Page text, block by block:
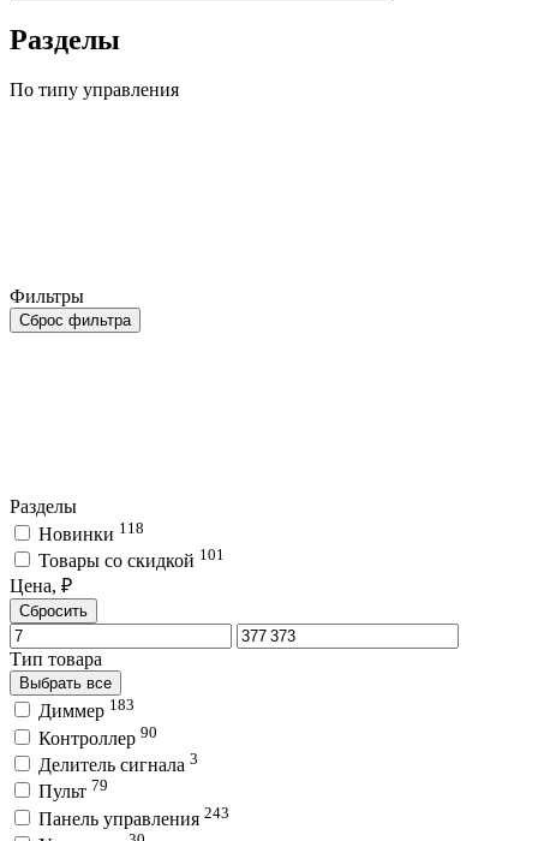
Разделы
По типу управления
Фильтры
Сброс фильтра
Разделы
Новинки 118
Товары со скидкой 101
Цена, ₽
Сбросить
Тип товара
Выбрать все
Диммер 183
Контроллер 90
Делитель сигнала 3
Пульт 79
Панель управления 243